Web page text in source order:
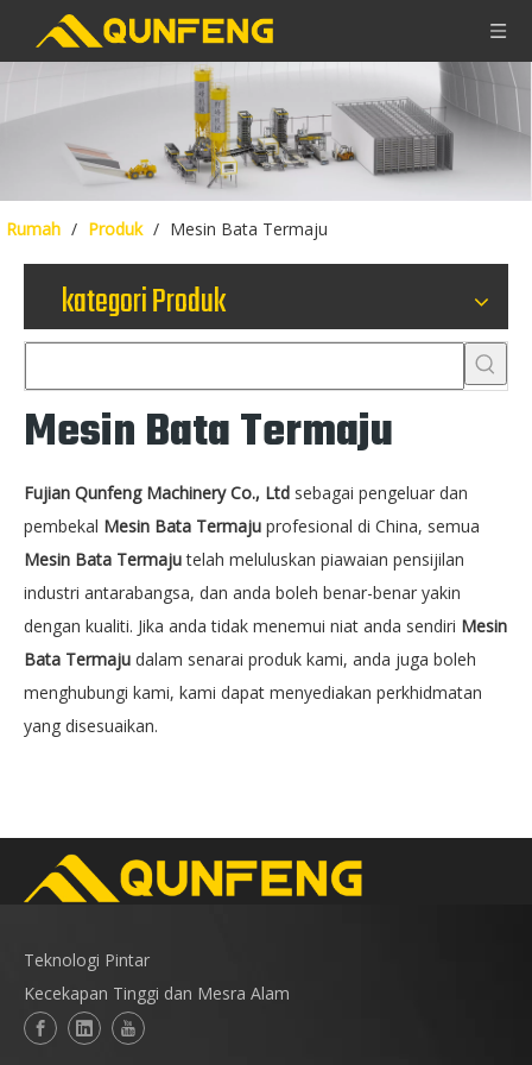
Rumah / Produk / Mesin Bata Termaju
kategori Produk
Mesin Bata Termaju
Fujian Qunfeng Machinery Co., Ltd sebagai pengeluar dan
pembekal Mesin Bata Termaju profesional di China, semua
Mesin Bata Termajutelah meluluskan piawaian pensijilan
industri antarabangsa, dan anda boleh benar-benar yakin
dengan kualiti. Jika anda tidak menemui niat anda sendiri Mesin
Bata Termaju dalam senarai produk kami, anda juga boleh
menghubungi kami, kami dapat menyediakan perkhidmatan
yang disesuaikan.
Teknologi Pintar
Kecekapan Tinggi dan Mesra Alam